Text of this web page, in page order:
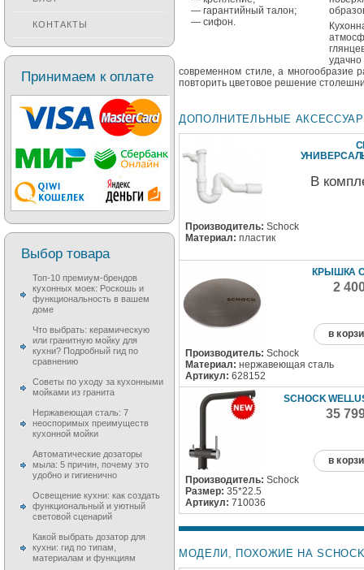
— гарантийный талон;
— сифон.
современном стиле, а многообразие
повторить цветовое решение
ДОПОЛНИТЕЛЬНЫЕ
В
Производитель: Schock
Материал: пластик
КРЫШКА
2
в
Производитель: Schock
Материал: нержавеющая сталь
Артикул: 628152
SCHOCK
35
в
Производитель: Schock
Размер: 35*22.5
Артикул: 710036
МОДЕЛИ, ПОХОЖИЕ НА SCHOCK
КОНТАКТЫ
Принимаем к оплате
Выбор товара
Топ-10 премиум-брендов
кухонных моек: Роскошь и
функциональность в вашем
доме
Что выбрать: керамическую
или гранитную мойку для
кухни? Подробный гид по
сравнению
Советы по уходу за кухонными
мойками из гранита
Нержавеющая сталь: 7
неоспоримых преимуществ
кухонной мойки
Автоматические дозаторы
мыла: 5 причин, почему это
удобно и гигиенично
Освещение кухни: как создать
функциональный и уютный
световой сценарий
Какой выбрать дозатор для
кухни: гид по типам,
материалам и функциям